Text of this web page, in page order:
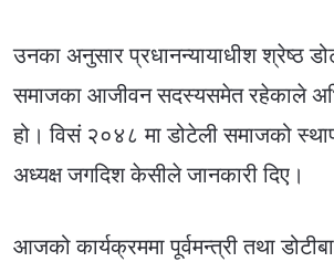
उनका अनुसार प्रधानन्यायाधीश श्रेष्ठ
समाजका आजीवन सदस्यसमेत रहेकाले
हो। विसं २०४८ मा डोटेली समाजको
अध्यक्ष जगदिश केसीले जानकारी दिए।
आजको कार्यक्रममा पूर्वमन्त्री तथा